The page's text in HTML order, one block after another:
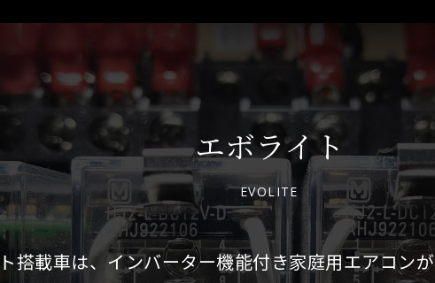
エボライト
EVOLITE
搭載車は、インバーター機能付き家庭用エアコンが